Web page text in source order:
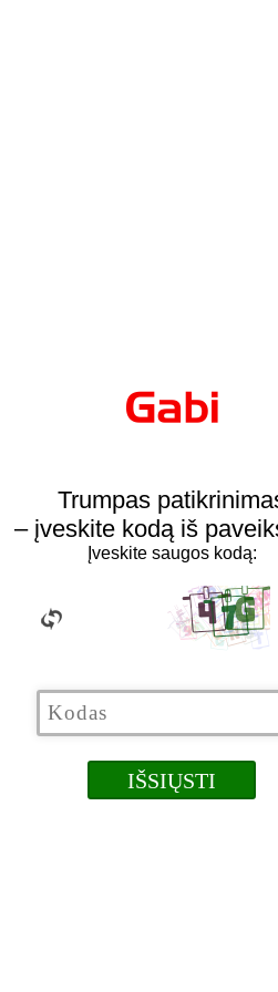
Trumpas
– įveskite kodą iš
Įveskite saugos kodą: